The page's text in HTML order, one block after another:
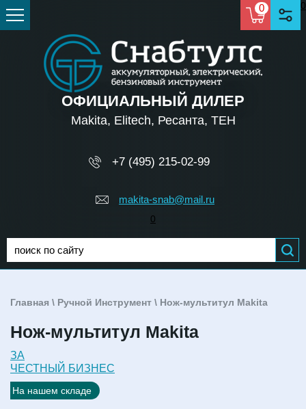
0 0
ОФИЦИАЛЬНЫЙ ДИЛЕР
Makita, Elitech, Ресанта, TEH
+7 (495) 215-02-99
makita-snab@mail.ru
0
Главная \ Ручной Инструмент \ Нож-мультитул Makita
Нож-мультитул Makita
ЗА
ЧЕСТНЫЙ БИЗНЕС
На нашем складе